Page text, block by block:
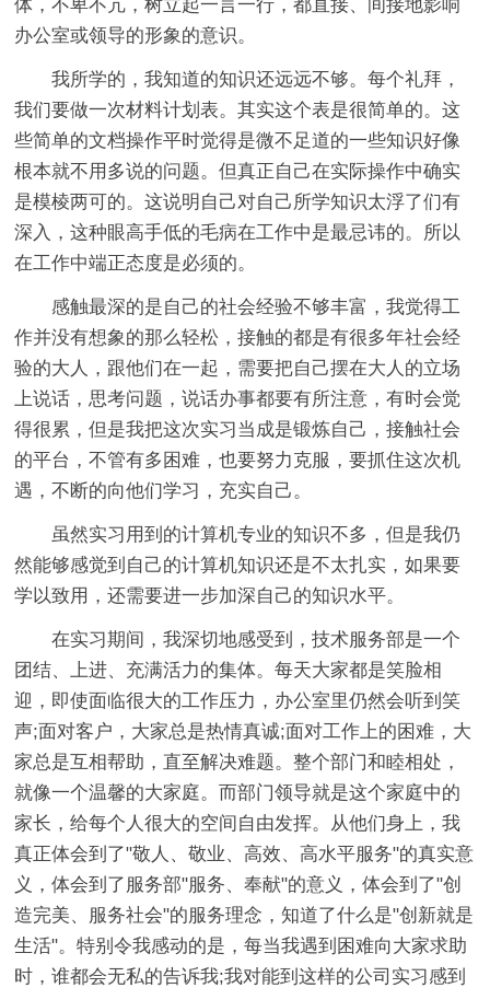
体，不卑不亢，树立起一言一行，都直接、间接地影响
办公室或领导的形象的意识。
我所学的，我知道的知识还远远不够。每个礼拜，
我们要做一次材料计划表。其实这个表是很简单的。这
些简单的文档操作平时觉得是微不足道的一些知识好像
根本就不用多说的问题。但真正自己在实际操作中确实
是模棱两可的。这说明自己对自己所学知识太浮了们有
深入，这种眼高手低的毛病在工作中是最忌讳的。所以
在工作中端正态度是必须的。
感触最深的是自己的社会经验不够丰富，我觉得工
作并没有想象的那么轻松，接触的都是有很多年社会经
验的大人，跟他们在一起，需要把自己摆在大人的立场
上说话，思考问题，说话办事都要有所注意，有时会觉
得很累，但是我把这次实习当成是锻炼自己，接触社会
的平台，不管有多困难，也要努力克服，要抓住这次机
遇，不断的向他们学习，充实自己。
虽然实习用到的计算机专业的知识不多，但是我仍
然能够感觉到自己的计算机知识还是不太扎实，如果要
学以致用，还需要进一步加深自己的知识水平。
在实习期间，我深切地感受到，技术服务部是一个
团结、上进、充满活力的集体。每天大家都是笑脸相
迎，即使面临很大的工作压力，办公室里仍然会听到笑
声;面对客户，大家总是热情真诚;面对工作上的困难，大
家总是互相帮助，直至解决难题。整个部门和睦相处，
就像一个温馨的大家庭。而部门领导就是这个家庭中的
家长，给每个人很大的空间自由发挥。从他们身上，我
真正体会到了"敬人、敬业、高效、高水平服务"的真实意
义，体会到了服务部"服务、奉献"的意义，体会到了"创
造完美、服务社会"的服务理念，知道了什么是"创新就是
生活"。特别令我感动的是，每当我遇到困难向大家求助
时，谁都会无私的告诉我;我对能到这样的公司实习感到